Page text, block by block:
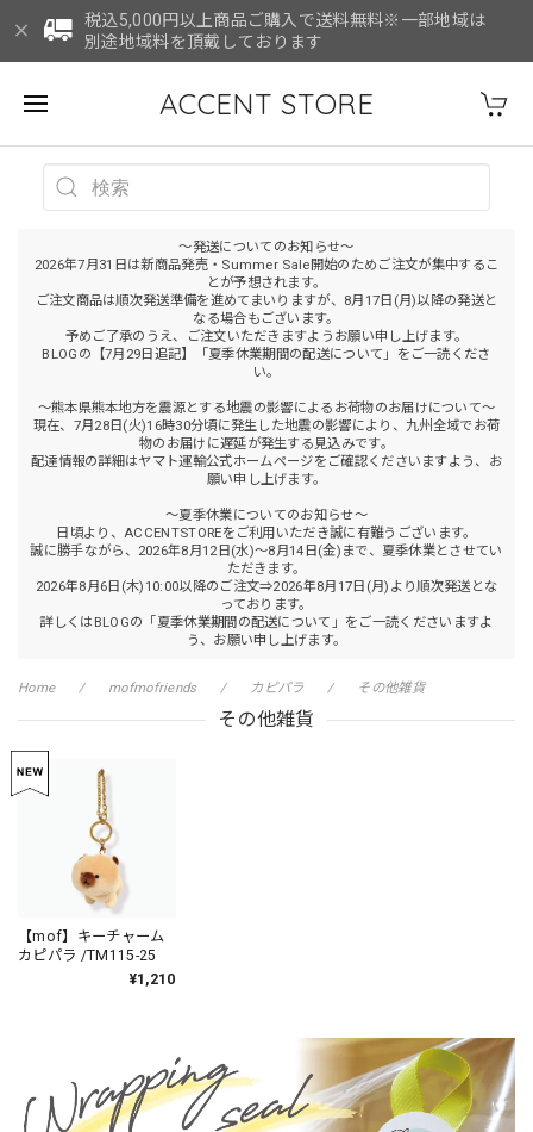
税込5,000円以上商品ご購入で送料無料※一部地域は
別途地域料を頂戴しております
ACCENT STORE
～発送についてのお知らせ～
2026年7月31日は新商品発売・Summer Sale開始のためご注文が集中するこ
とが予想されます。
ご注文商品は順次発送準備を進めてまいりますが、8月17日(月)以降の発送と
なる場合もございます。
予めご了承のうえ、ご注文いただきますようお願い申し上げます。
BLOGの【7月29日追記】「夏季休業期間の配送について」をご一読くださ
い。
～熊本県熊本地方を震源とする地震の影響によるお荷物のお届けについて～
現在、7月28日(火)16時30分頃に発生した地震の影響により、九州全域でお荷
物のお届けに遅延が発生する見込みです。
配達情報の詳細はヤマト運輸公式ホームページをご確認くださいますよう、お
願い申し上げます。
～夏季休業についてのお知らせ～
日頃より、ACCENTSTOREをご利用いただき誠に有難うございます。
誠に勝手ながら、2026年8月12日(水)～8月14日(金)まで、夏季休業とさせてい
ただきます。
2026年8月6日(木)10:00以降のご注文⇒2026年8月17日(月)より順次発送とな
っております。
詳しくはBLOGの「夏季休業期間の配送について」をご一読くださいますよ
う、お願い申し上げます。
Home mofmofriends カピパラ その他雑貨
その他雑貨
【mof】キーチャーム
カピパラ /TM115-25
¥1,210